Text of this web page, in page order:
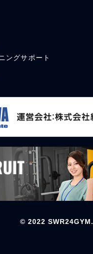
ングサポート
© 2022 SWR24GYM.